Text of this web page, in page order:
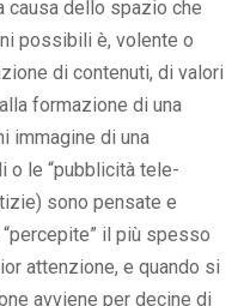
causa dello spazio che
possibili è, volente o
di contenuti, di valori
formazione di una
immagine di una
o le “pubblicità tele-
sono pensate e
il più spesso
attenzione, e quando si
avviene per decine di